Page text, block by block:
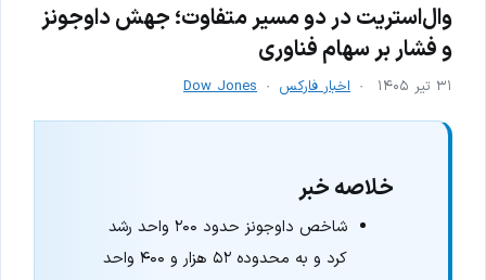
وال‌استریت در دو مسیر متفاوت؛ جهش داوجونز
و فشار بر سهام فناوری
۳۱ تیر ۱۴۰۵ اخبار فارکس Dow Jones
خلاصه خبر
شاخص داوجونز حدود ۲۰۰ واحد رشد
کرد و به محدوده ۵۲ هزار و ۴۰۰ واحد